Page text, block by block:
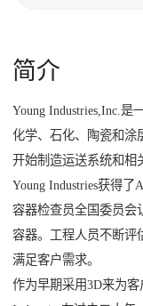
简介
Young Industries,Inc.
化学、石化、陶瓷和涂
开始制造运送系统和相
Young Industries获得
容器检查员全国委员会
容器。工程人员不断评
满足客户需求。
作为早期采用3D来为